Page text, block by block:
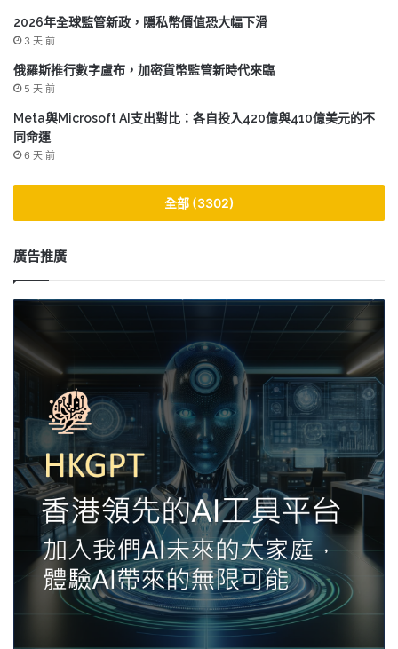
2026年全球監管新政，隱私幣價值恐大幅下滑
3 天 前
俄羅斯推行數字盧布，加密貨幣監管新時代來臨
5 天 前
Meta與Microsoft AI支出對比：各自投入420億與410億美元的不
同命運
6 天 前
全部 (3302)
廣告推廣